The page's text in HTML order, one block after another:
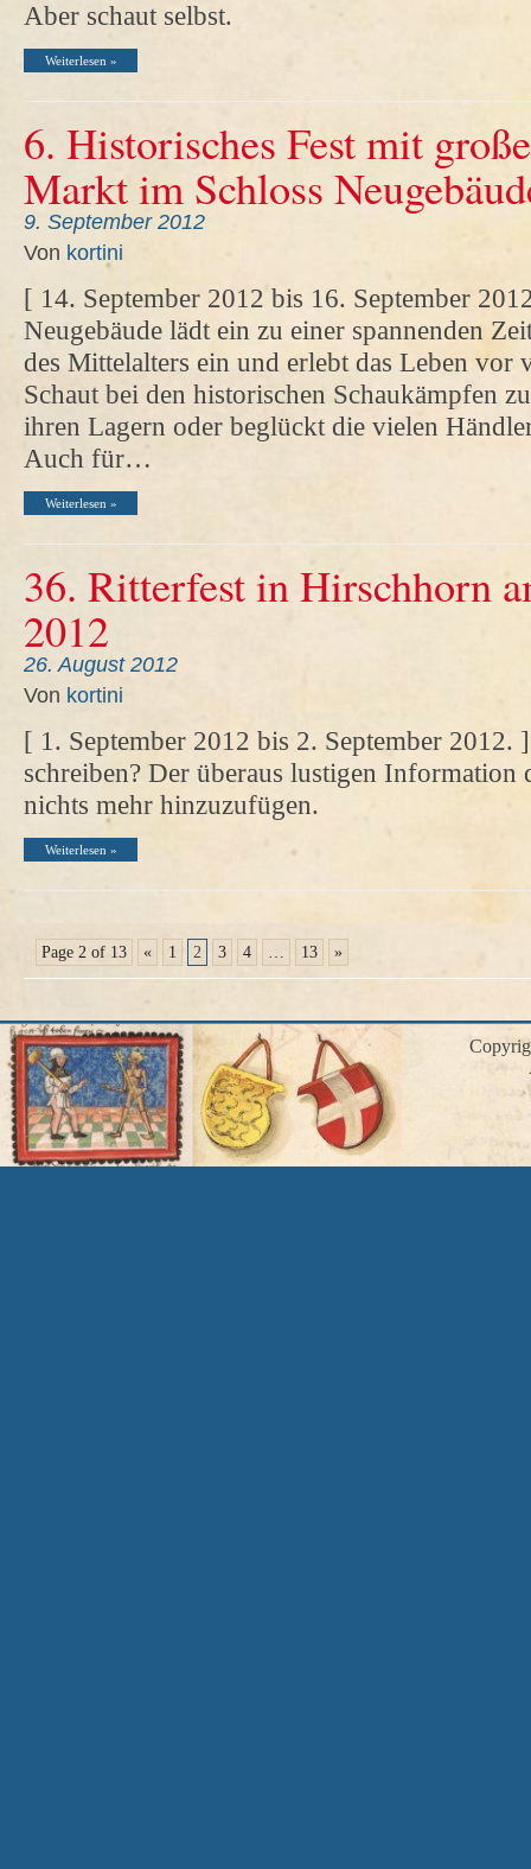
Aber schaut selbst.
Weiterlesen »
6. Historisches Fest mit
Markt im Schloss
9. September 2012
Von kortini
[ 14. September 2012 bis 16. September
Neugebäude lädt ein zu einer spannenden
des Mittelalters ein und erlebt das Leben vor
Schaut bei den historischen Schaukämpfen
ihren Lagern oder beglückt die vielen
Auch für…
Weiterlesen »
36. Ritterfest in Hirschhorn
2012
26. August 2012
Von kortini
[ 1. September 2012 bis 2. September
schreiben? Der überaus lustigen Information
nichts mehr hinzuzufügen.
Weiterlesen »
Page 2 of 13 « 1 2 3 4 … 13 »